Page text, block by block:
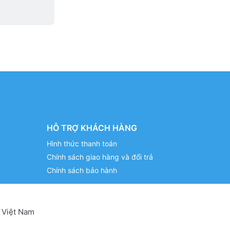
HỖ TRỢ KHÁCH HÀNG
Hình thức thanh toán
Chính sách giao hàng và đổi trả
Chính sách bảo hành
Nam